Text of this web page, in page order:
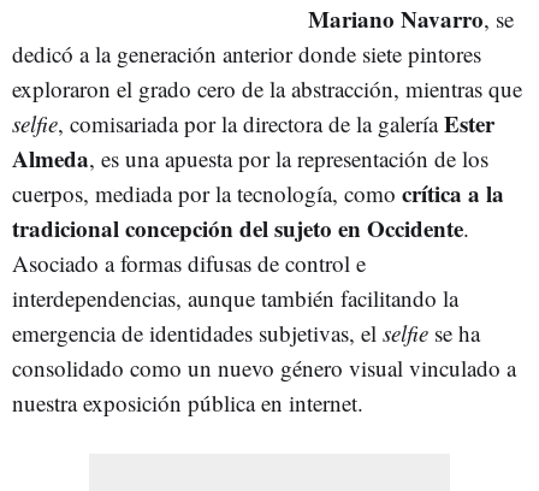
Mariano Navarro, se
dedicó a la generación anterior donde siete pintores
exploraron el grado cero de la abstracción, mientras que
selfie, comisariada por la directora de la galeríaEster
Almeda, es una apuesta por la representación de los
cuerpos, mediada por la tecnología, como crítica a la
tradicional concepción del sujeto en Occidente.
Asociado a formas difusas de control e
interdependencias, aunque también facilitando la
emergencia de identidades subjetivas, el selfie se ha
consolidado como un nuevo género visual vinculado a
nuestra exposición pública en internet.